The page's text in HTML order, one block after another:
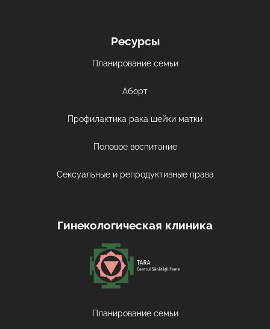
Ресурсы
Планирование семьи
Аборт
Профилактика рака шейки матки
Половое воспитание
Сексуальные и репродуктивные права
Гинекологическая клиника
Планирование семьи